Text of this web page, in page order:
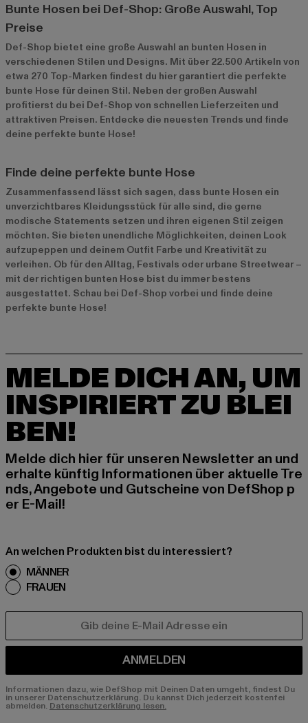
Bunte Hosen bei Def-Shop: Große Auswahl, Top
Preise
Def-Shop bietet eine große Auswahl an bunten Hosen in
verschiedenen Stilen und Designs. Mit über 22.500 Artikeln von
etwa 270 Top-Marken findest du hier garantiert die perfekte
bunte Hose für deinen Stil. Neben der großen Auswahl
profitierst du bei Def-Shop von schnellen Lieferzeiten und
attraktiven Preisen. Entdecke die neuesten Trends und finde
deine perfekte bunte Hose!
Finde deine perfekte bunte Hose
Zusammenfassend lässt sich sagen, dass bunte Hosen ein
unverzichtbares Kleidungsstück für alle sind, die gerne
modische Statements setzen und ihren eigenen Stil zeigen
möchten. Sie bieten unendliche Möglichkeiten, deinen Look
aufzupeppen und deinem Outfit Farbe und Kreativität zu
verleihen. Ob für den Alltag, Festivals oder urbane Streetwear –
mit der richtigen bunten Hose bist du immer bestens
ausgestattet. Schau bei Def-Shop vorbei und finde deine
perfekte bunte Hose!
MELDE DICH AN, UM
INSPIRIERT ZU BLEI
BEN!
Melde dich hier für unseren Newsletter an und
erhalte künftig Informationen über aktuelle Tre
nds, Angebote und Gutscheine von DefShop p
er E-Mail!
An welchen Produkten bist du interessiert?
MÄNNER
FRAUEN
ANMELDEN
Informationen dazu, wie DefShop mit Deinen Daten umgeht, findest Du
in unserer Datenschutzerklärung. Du kannst Dich jederzeit kostenfei
abmelden.Datenschutzerklärung lesen.